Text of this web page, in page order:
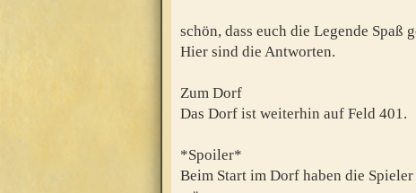
schön, dass euch die Legende Spaß
Hier sind die Antworten.
Zum Dorf
Das Dorf ist weiterhin auf Feld 401.
*Spoiler*
Beim Start im Dorf haben die